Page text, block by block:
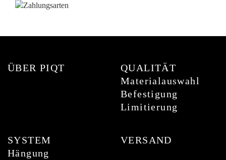
ÜBER PIQT
QUALITÄT
Materialauswahl
Befestigung
Limitierung
SYSTEM
Hängung
VERSAND